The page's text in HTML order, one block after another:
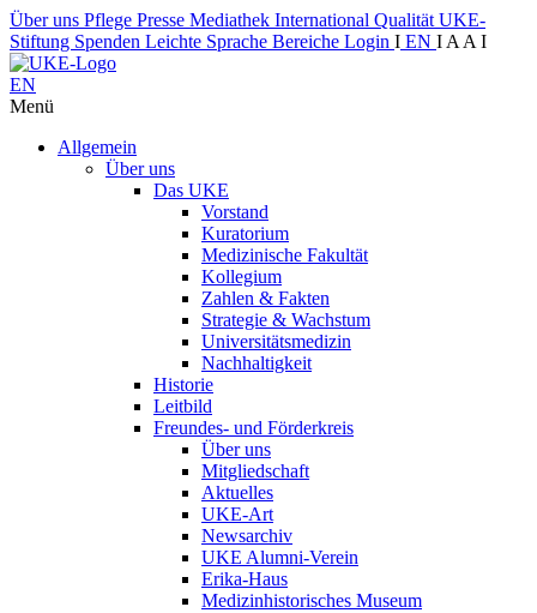
Über uns Pflege Presse Mediathek International Qualität UKE-
Stiftung Spenden Leichte Sprache Bereiche Login I EN I A A I
EN
Menü
Allgemein
Über uns
Das UKE
Vorstand
Kuratorium
Medizinische Fakultät
Kollegium
Zahlen & Fakten
Strategie & Wachstum
Universitätsmedizin
Nachhaltigkeit
Historie
Leitbild
Freundes- und Förderkreis
Über uns
Mitgliedschaft
Aktuelles
UKE-Art
Newsarchiv
UKE Alumni-Verein
Erika-Haus
Medizinhistorisches Museum